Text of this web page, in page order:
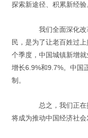
探索新途径、积累新经验
我们全面深化改革
民，是为了让老百姓过
个季度，中国城镇新增
增长6.9%和9.7%。中国
制。
总之，我们正在推
将成为推动中国经济社会